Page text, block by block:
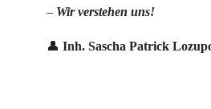
– Wir verstehen uns!
👤 Inh. Sascha Patrick